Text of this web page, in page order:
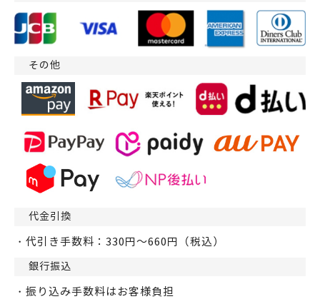
その他
代金引換
・代引き手数料：330円～660円（税込）
銀行振込
・振り込み手数料はお客様負担